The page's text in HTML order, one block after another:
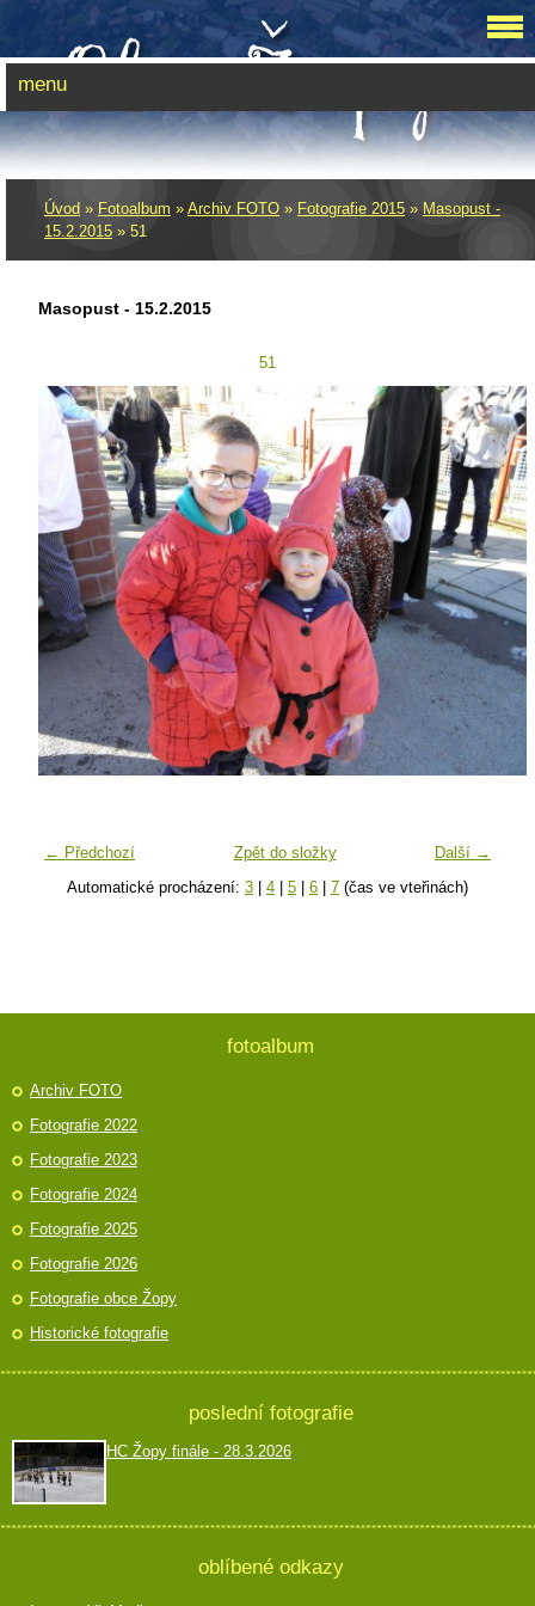
Úvod » Fotoalbum » Archiv FOTO » Fotografie 2015 » Masopust -
15.2.2015 » 51
Masopust - 15.2.2015
51
← Předchozí Další →
Zpět do složky
Automatické procházení: 3 | 4 | 5 | 6 | 7 (čas ve vteřinách)
menu
fotoalbum
Archiv FOTO
Fotografie 2022
Fotografie 2023
Fotografie 2024
Fotografie 2025
Fotografie 2026
Fotografie obce Žopy
Historické fotografie
poslední fotografie
HC Žopy finále - 28.3.2026
oblíbené odkazy